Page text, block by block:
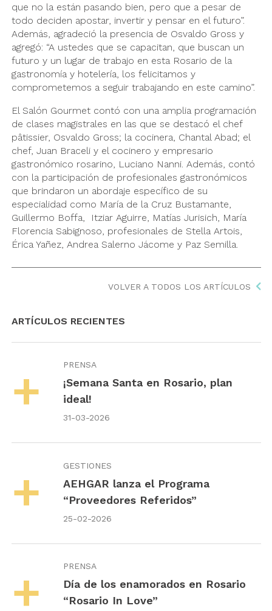
que no la están pasando bien, pero que a pesar de
todo deciden apostar, invertir y pensar en el futuro”.
Además, agradeció la presencia de Osvaldo Gross y
agregó: “A ustedes que se capacitan, que buscan un
futuro y un lugar de trabajo en esta Rosario de la
gastronomía y hotelería, los felicitamos y
comprometemos a seguir trabajando en este camino”.
El Salón Gourmet contó con una amplia programación
de clases magistrales en las que se destacó el chef
pâtissier, Osvaldo Gross; la cocinera, Chantal Abad; el
chef, Juan Braceli y el cocinero y empresario
gastronómico rosarino, Luciano Nanni. Además, contó
con la participación de profesionales gastronómicos
que brindaron un abordaje específico de su
especialidad como María de la Cruz Bustamante,
Guillermo Boffa, Itziar Aguirre, Matías Jurisich, María
Florencia Sabignoso, profesionales de Stella Artois,
Érica Yañez, Andrea Salerno Jácome y Paz Semilla.
VOLVER A TODOS LOS ARTÍCULOS
ARTÍCULOS RECIENTES
PRENSA
¡Semana Santa en Rosario, plan
ideal!
31-03-2026
GESTIONES
AEHGAR lanza el Programa
“Proveedores Referidos”
25-02-2026
PRENSA
Día de los enamorados en Rosario
“Rosario In Love”